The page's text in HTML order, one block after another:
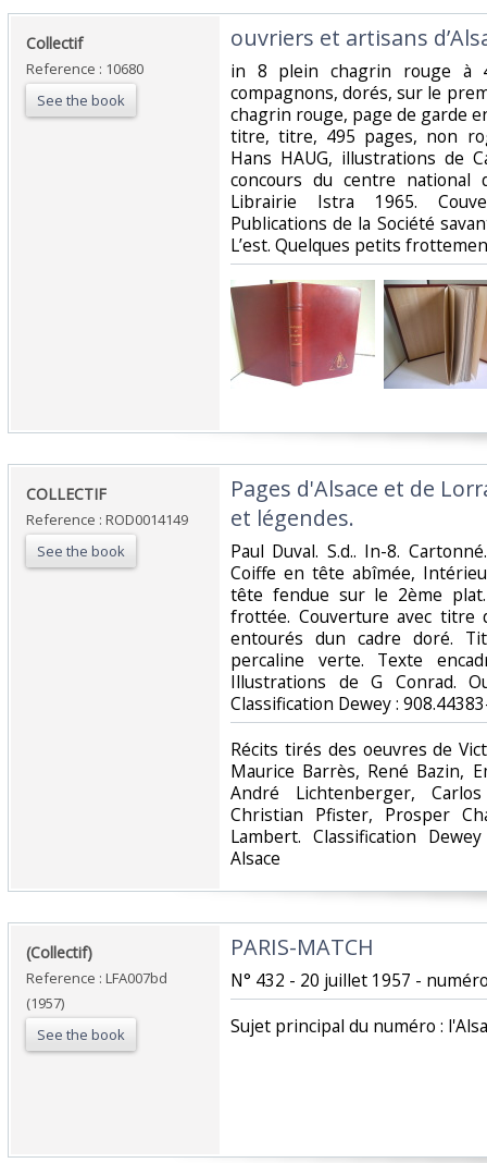
‎Collectif ‎
Reference : 10680
See the book
‎ouvriers et artisans
‎in 8 plein chagrin rouge à
compagnons, dorés, sur le
chagrin rouge, page de garde
titre, titre, 495 pages, non
Hans HAUG, illustrations de
concours du centre national
Librairie Istra 1965.
Publications de la Société
L’est. Quelques petits
‎COLLECTIF‎
Reference : ROD0014149
See the book
‎Pages d'Alsace et de
et légendes.‎
‎Paul Duval. S.d.. In-8.
Coiffe en tête abîmée,
tête fendue sur le 2ème
frottée. Couverture avec titre
entourés dun cadre doré.
percaline verte. Texte
Illustrations de G Conrad.
Classification Dewey :
‎Récits tirés des oeuvres de
Maurice Barrès, René Bazin,
André Lichtenberger,
Christian Pfister, Prosper
Lambert. Classification
Alsace‎
‎(Collectif)‎
Reference : LFA007bd
(1957)
See the book
‎PARIS-MATCH‎
‎N° 432 - 20 juillet 1957 -
‎Sujet principal du numéro :